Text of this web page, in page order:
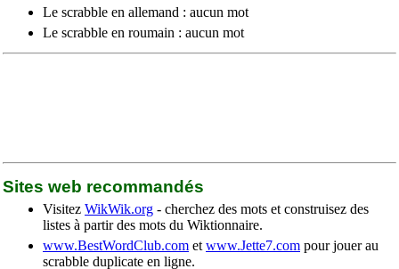
Le scrabble en allemand : aucun mot
Le scrabble en roumain : aucun mot
Sites web recommandés
Visitez WikWik.org - cherchez des mots et construisez des
listes à partir des mots du Wiktionnaire.
www.BestWordClub.com et www.Jette7.com pour jouer au
scrabble duplicate en ligne.